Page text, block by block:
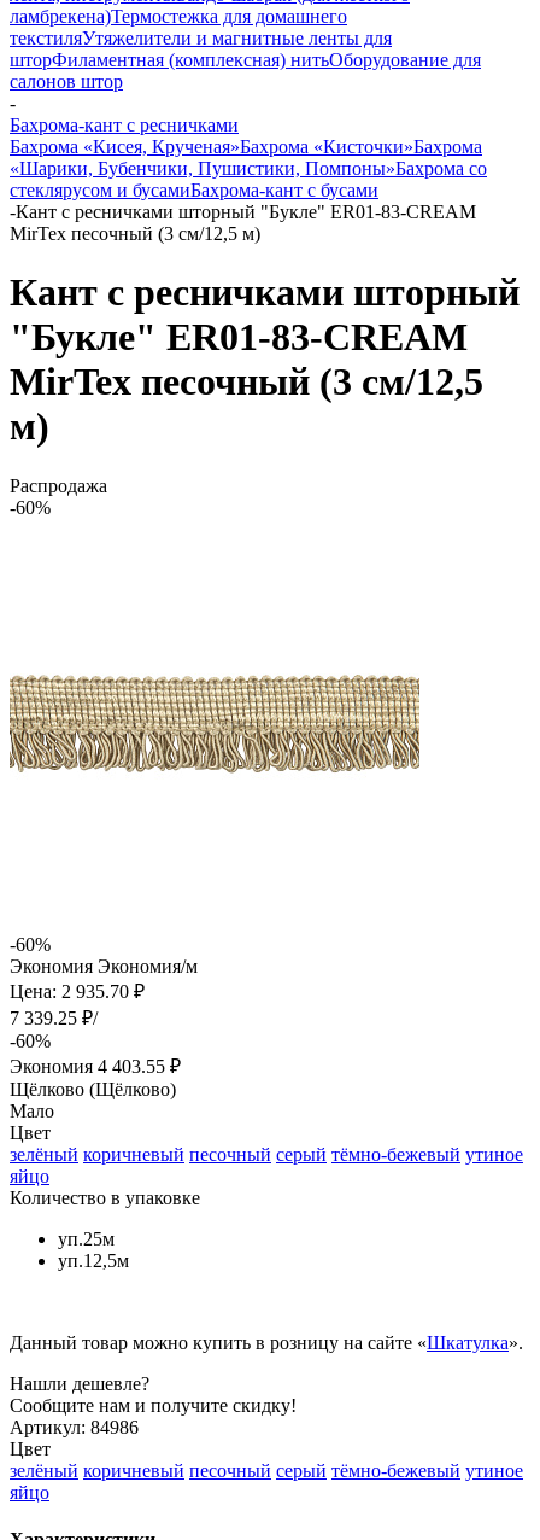
ламбрекена)Термостежка для домашнего
текстиляУтяжелители и магнитные ленты для
шторФиламентная (комплексная) нитьОборудование для
салонов штор
-
Бахрома-кант с ресничками
Бахрома «Кисея, Крученая»Бахрома «Кисточки»Бахрома
«Шарики, Бубенчики, Пушистики, Помпоны»Бахрома со
стеклярусом и бусамиБахрома-кант с бусами
-Кант с ресничками шторный "Букле" ER01-83-CREAM
MirTex песочный (3 см/12,5 м)
Кант с ресничками шторный
"Букле" ER01-83-CREAM
MirTex песочный (3 см/12,5
м)
Распродажа
-60%
-60%
Экономия Экономия/м
Цена: 2 935.70 ₽
7 339.25 ₽/
-60%
Экономия 4 403.55 ₽
Щёлково (Щёлково)
Мало
Цвет
зелёный коричневый песочный серый тёмно-бежевый утиное
яйцо
Количество в упаковке
уп.25м
уп.12,5м
Данный товар можно купить в розницу на сайте «Шкатулка».
Нашли дешевле?
Сообщите нам и получите скидку!
Артикул: 84986
Цвет
зелёный коричневый песочный серый тёмно-бежевый утиное
яйцо